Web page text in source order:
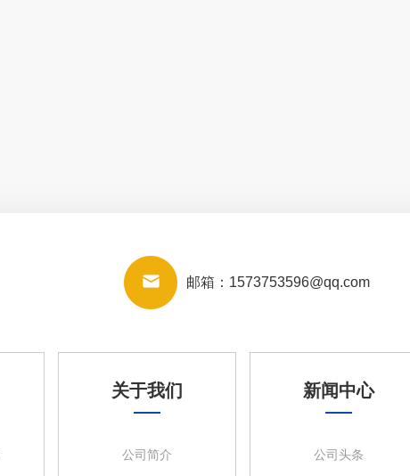
邮箱： 1573753596@qq.com
关于我们
公司简介
新闻中心
公司头条